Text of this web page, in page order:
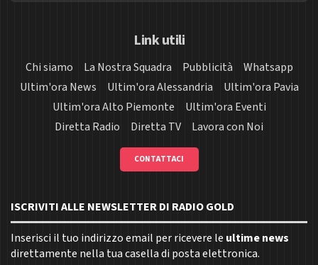
Link utili
Chi siamo La Nostra Squadra Pubblicità
Whatsapp
Ultim'ora News
Ultim'ora Alessandria
Ultim'ora Pavia
Ultim'ora Alto Piemonte
Ultim'ora Eventi
Diretta Radio
Diretta TV Lavora con Noi
CONTATTACI
ISCRIVITI ALLE NEWSLETTER DI RADIO GOLD
Inserisci il tuo indirizzo email per ricevere le ultime news
direttamente nella tua casella di posta elettronica.